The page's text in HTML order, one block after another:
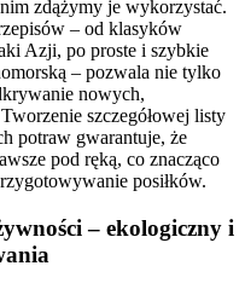
zdążymy je wykorzystać.
– od klasyków
Azji, po proste i szybkie
– pozwala nie tylko
nowych,
szczegółowej listy
potraw gwarantuje, że
pod ręką, co znacząco
posiłków.
– ekologiczny i